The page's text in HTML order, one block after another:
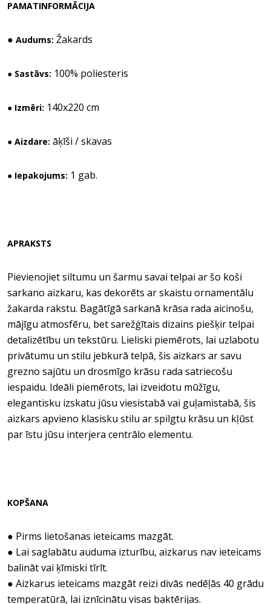
PAMATINFORMĀCIJA
● Audums: Žakards
● Sastāvs: 100% poliesteris
● Izmēri: 140x220 cm
● Aizdare: āķīši / skavas
● Iepakojums: 1 gab.
APRAKSTS
Pievienojiet siltumu un šarmu savai telpai ar šo koši
sarkano aizkaru, kas dekorēts ar skaistu ornamentālu
žakarda rakstu. Bagātīgā sarkanā krāsa rada aicinošu,
mājīgu atmosfēru, bet sarežģītais dizains piešķir telpai
detalizētību un tekstūru. Lieliski piemērots, lai uzlabotu
privātumu un stilu jebkurā telpā, šis aizkars ar savu
grezno sajūtu un drosmīgo krāsu rada satriecošu
iespaidu. Ideāli piemērots, lai izveidotu mūžīgu,
elegantisku izskatu jūsu viesistabā vai guļamistabā, šis
aizkars apvieno klasisku stilu ar spilgtu krāsu un kļūst
par īstu jūsu interjera centrālo elementu.
KOPŠANA
● Pirms lietošanas ieteicams mazgāt.
● Lai saglabātu auduma izturību, aizkarus nav ieteicams
balināt vai ķīmiski tīrīt.
● Aizkarus ieteicams mazgāt reizi divās nedēļās 40 grādu
temperatūrā, lai iznīcinātu visas baktērijas.